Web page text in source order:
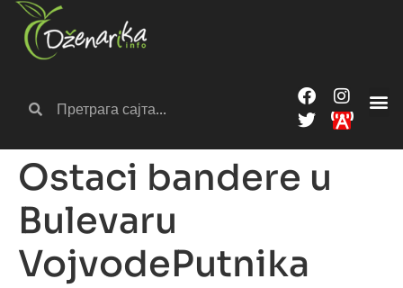
Ostaci bandere u
Bulevaru
VojvodePutnika